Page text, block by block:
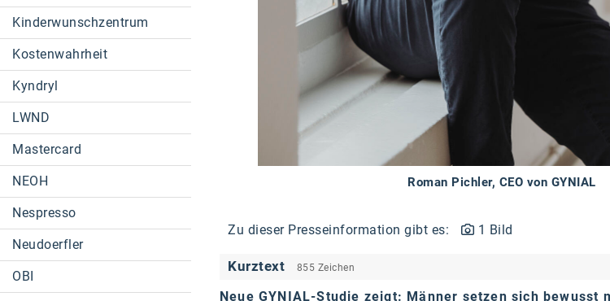
Kinderwunschzentrum
Kostenwahrheit
Kyndryl
LWND
Mastercard
NEOH
Nespresso
Neudoerfler
OBI
Roman Pichler, CEO von GYNIAL
Zu dieser Presseinformation gibt es: 1 Bild
Kurztext 855 Zeichen
Neue GYNIAL-Studie zeigt: Männer setzen sich bewusst